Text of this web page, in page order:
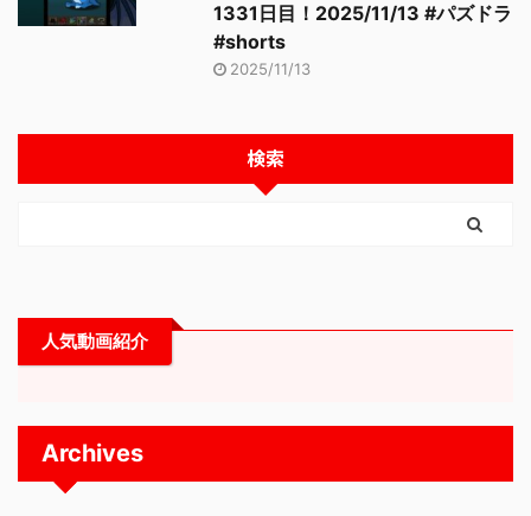
1331日目！2025/11/13 #パズドラ
#shorts
2025/11/13
検索
人気動画紹介
Archives